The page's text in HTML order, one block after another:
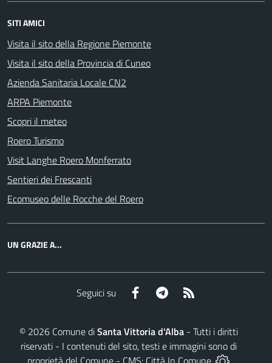
SITI AMICI
Visita il sito della Regione Piemonte
Visita il sito della Provincia di Cuneo
Azienda Sanitaria Locale CN2
ARPA Piemonte
Scopri il meteo
Roero Turismo
Visit Langhe Roero Monferrato
Sentieri dei Frescanti
Ecomuseo delle Rocche del Roero
UN GRAZIE A...
Seguici su Facebook Telegram
© 2026 Comune diSanta Vittoria d'Alba - Tutti i diritti
riservati - I contenuti del sito, testi e immagini sono di